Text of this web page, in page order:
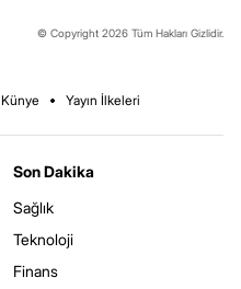
© Copyright 2026 Tüm Hakları Gizlidir.
Künye Yayın İlkeleri
Son Dakika
Sağlık
Teknoloji
Finans